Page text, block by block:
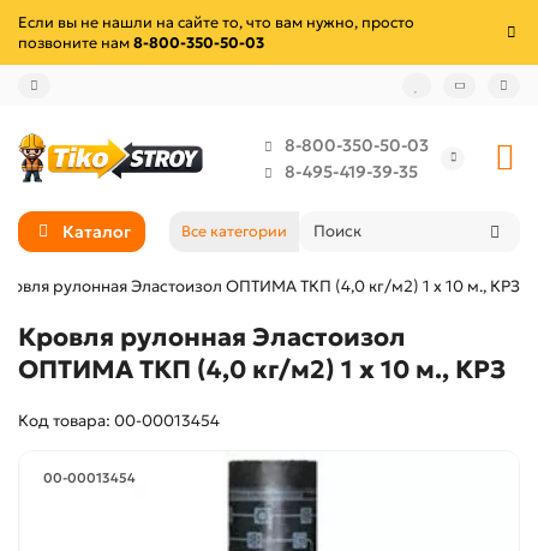
Если вы не нашли на сайте то, что вам нужно, просто
позвоните нам 8-800-350-50-03
8-800-350-50-03
8-495-419-39-35
Каталог Все категории
рулонная Эластоизол ОПТИМА ТКП (4,0 кг/м2) 1 х 10 м., КРЗ
Кровля рулонная Эластоизол
ОПТИМА ТКП (4,0 кг/м2) 1 х 10 м., КРЗ
Код товара: 00-00013454
00-00013454